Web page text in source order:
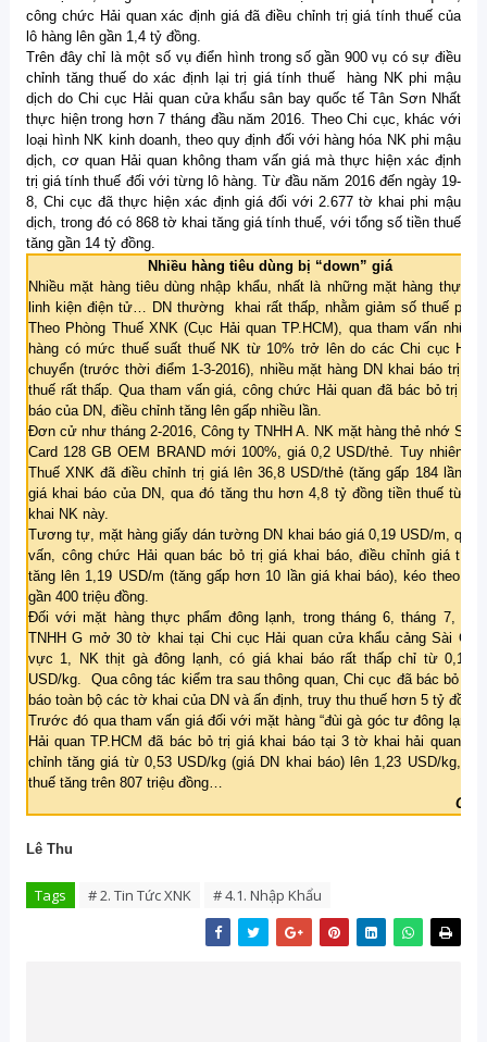
công chức Hải quan xác định giá đã điều chỉnh trị giá tính thuế của
lô hàng lên gần 1,4 tỷ đồng.
Trên đây chỉ là một số vụ điển hình trong số gần 900 vụ có sự điều
chỉnh tăng thuế do xác định lại trị giá tính thuế hàng NK phi mậu
dịch do Chi cục Hải quan cửa khẩu sân bay quốc tế Tân Sơn Nhất
thực hiện trong hơn 7 tháng đầu năm 2016. Theo Chi cục, khác với
loại hình NK kinh doanh, theo quy định đối với hàng hóa NK phi mậu
dịch, cơ quan Hải quan không tham vấn giá mà thực hiện xác định
trị giá tính thuế đối với từng lô hàng. Từ đầu năm 2016 đến ngày 19-
8, Chi cục đã thực hiện xác định giá đối với 2.677 tờ khai phi mậu
dịch, trong đó có 868 tờ khai tăng giá tính thuế, với tổng số tiền thuế
tăng gần 14 tỷ đồng.
Nhiều hàng tiêu dùng bị “down” giá
Nhiều mặt hàng tiêu dùng nhập khẩu, nhất là những mặt hàng thực
linh kiện điện tử… DN thường khai rất thấp, nhằm giảm số thuế phải
Theo Phòng Thuế XNK (Cục Hải quan TP.HCM), qua tham vấn
hàng có mức thuế suất thuế NK từ 10% trở lên do các Chi cục Hải
chuyển (trước thời điểm 1-3-2016), nhiều mặt hàng DN khai báo trị
thuế rất thấp. Qua tham vấn giá, công chức Hải quan đã bác bỏ trị giá
báo của DN, điều chỉnh tăng lên gấp nhiều lần.
Đơn cử như tháng 2-2016, Công ty TNHH A. NK mặt hàng thẻ nhớ SD-
Card 128 GB OEM BRAND mới 100%, giá 0,2 USD/thẻ. Tuy nhiên,
Thuế XNK đã điều chỉnh trị giá lên 36,8 USD/thẻ (tăng gấp 184 lần)
giá khai báo của DN, qua đó tăng thu hơn 4,8 tỷ đồng tiền thuế từ
khai NK này.
Tương tự, mặt hàng giấy dán tường DN khai báo giá 0,19 USD/m, qua
vấn, công chức Hải quan bác bỏ trị giá khai báo, điều chỉnh giá tính
tăng lên 1,19 USD/m (tăng gấp hơn 10 lần giá khai báo), kéo theo số
gần 400 triệu đồng.
Đối với mặt hàng thực phẩm đông lạnh, trong tháng 6, tháng 7,
TNHH G mở 30 tờ khai tại Chi cục Hải quan cửa khẩu cảng Sài
vực 1, NK thịt gà đông lạnh, có giá khai báo rất thấp chỉ từ 0,12
USD/kg. Qua công tác kiểm tra sau thông quan, Chi cục đã bác bỏ giá
báo toàn bộ các tờ khai của DN và ấn định, truy thu thuế hơn 5 tỷ đồng.
Trước đó qua tham vấn giá đối với mặt hàng “đùi gà góc tư đông lạnh,”
Hải quan TP.HCM đã bác bỏ trị giá khai báo tại 3 tờ khai hải quan và
chỉnh tăng giá từ 0,53 USD/kg (giá DN khai báo) lên 1,23 USD/kg, ấn
thuế tăng trên 807 triệu đồng…
Chí
Lê Thu
Tags # 2. Tin Tức XNK # 4.1. Nhập Khẩu